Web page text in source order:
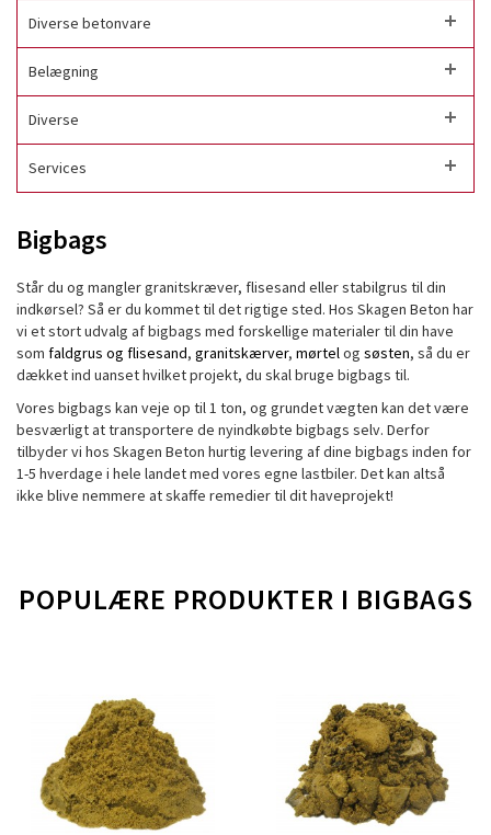
Diverse betonvare
Belægning
Diverse
Services
Bigbags
Står du og mangler granitskræver, flisesand eller stabilgrus til din
indkørsel? Så er du kommet til det rigtige sted. Hos Skagen Beton har
vi et stort udvalg af bigbags med forskellige materialer til din have
som faldgrus og flisesand, granitskærver, mørtelog søsten, så du er
dækket ind uanset hvilket projekt, du skal bruge bigbags til.
Vores bigbags kan veje op til 1 ton, og grundet vægten kan det være
besværligt at transportere de nyindkøbte bigbags selv. Derfor
tilbyder vi hos Skagen Beton hurtig levering af dine bigbags inden for
1-5 hverdage i hele landet med vores egne lastbiler. Det kan altså
ikke blive nemmere at skaffe remedier til dit haveprojekt!
POPULÆRE PRODUKTER I BIGBAGS